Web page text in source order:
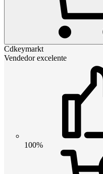
Cdkeymarkt
Vendedor excelente
100%